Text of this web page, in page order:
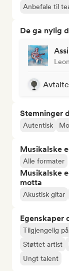
Anbefale til
De ga nylig
Stemninger
Autentisk
Musikalske
Alle formater
Musikalske
motta
Akustisk gitar
Egenskaper
Tilgjengelig
Støttet artist
Ungt talent